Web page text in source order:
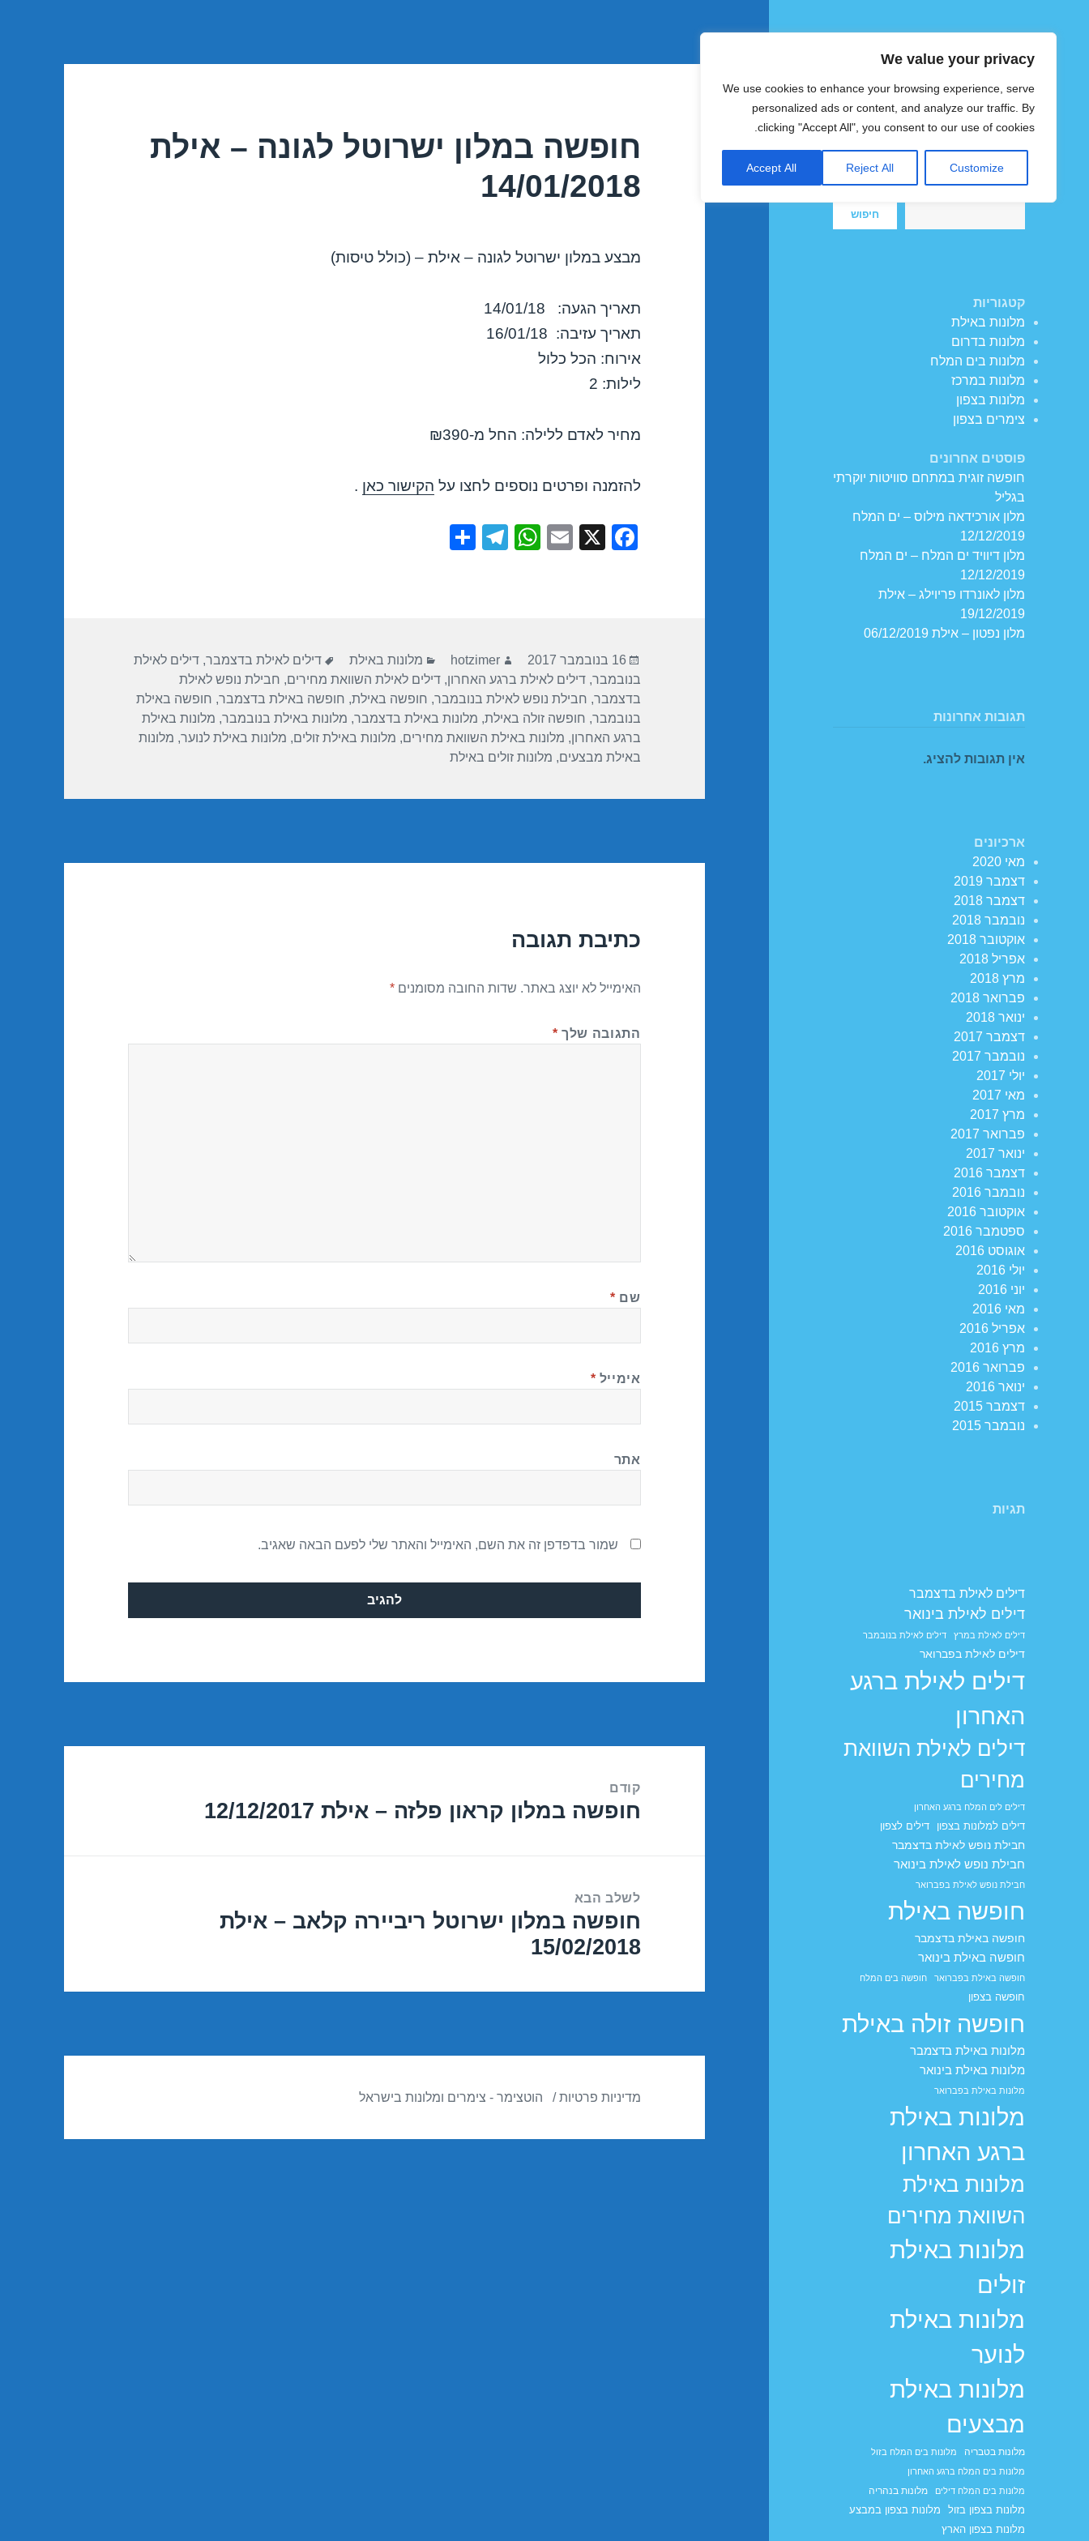
We value your privacy
We use cookies to enhance your browsing experience, serve
personalized ads or content, and analyze our traffic. By
clicking "Accept All", you consent to our use of cookies.
Customize
Reject All
Accept All
צימרים ומלונות זולים בישראל
חיפוש
חיפוש
קטגוריות
מלונות באילת
מלונות בדרום
מלונות בים המלח
מלונות במרכז
מלונות בצפון
צימרים בצפון
פוסטים אחרונים
חופשה זוגית במתחם סוויטות יוקרתי
בגליל
מלון אורכידאה מילוס – ים המלח
12/12/2019
מלון דיוויד ים המלח – ים המלח
12/12/2019
מלון לאונרדו פריוילג – אילת
19/12/2019
מלון נפטון – אילת 06/12/2019
תגובות אחרונות
אין תגובות להציג.
ארכיונים
מאי 2020
דצמבר 2019
דצמבר 2018
נובמבר 2018
אוקטובר 2018
אפריל 2018
מרץ 2018
פברואר 2018
ינואר 2018
דצמבר 2017
נובמבר 2017
יולי 2017
מאי 2017
מרץ 2017
פברואר 2017
ינואר 2017
דצמבר 2016
נובמבר 2016
אוקטובר 2016
ספטמבר 2016
אוגוסט 2016
יולי 2016
יוני 2016
מאי 2016
אפריל 2016
מרץ 2016
פברואר 2016
ינואר 2016
דצמבר 2015
נובמבר 2015
תגיות
דילים לאילת בדצמבר
דילים לאילת בינואר
דילים לאילת במרץ דילים לאילת בנובמבר
דילים לאילת בפברואר
דילים לאילת ברגע
האחרון
דילים לאילת השוואת
מחירים
דילים לים המלח ברגע האחרון
דילים למלונות בצפון דילים לצפון
חבילת נופש לאילת בדצמבר
חבילת נופש לאילת בינואר
חבילת נופש לאילת בפברואר
חופשה באילת
חופשה באילת בדצמבר
חופשה באילת בינואר
חופשה באילת בפברואר חופשה בים המלח
חופשה בצפון
חופשה זולה באילת
מלונות באילת בדצמבר
מלונות באילת בינואר
מלונות באילת בפברואר
מלונות באילת
ברגע האחרון
מלונות באילת
השוואת מחירים
מלונות באילת
זולים
מלונות באילת
לנוער
מלונות באילת
מבצעים
מלונות בטבריה
מלונות בים המלח בזול
מלונות בים המלח ברגע האחרון
מלונות בים המלח דילים
מלונות בנהריה
מלונות בצפון בזול
מלונות בצפון במבצע
מלונות בצפון הארץ
חופשה במלון ישרוטל לגונה – אילת
14/01/2018
מבצע במלון ישרוטל לגונה – אילת – (כולל טיסות)
תאריך הגעה: 14/01/18
תאריך עזיבה: 16/01/18
אירוח: הכל כלול
לילות: 2
מחיר לאדם ללילה: החל מ-₪390
להזמנה ופרטים נוספים לחצו על הקישור כאן .
F
o
o
k
X
E
W
p
p
T
m
פורסם
בתאריך
16 בנובמבר 2017 מחבר
hotzimer קטגוריות
מלונות באילת תגיות
דילים לאילת בדצמבר,דילים לאילת
בנובמבר,דילים לאילת ברגע האחרון,דילים לאילת השוואת מחירים, חבילת נופש לאילת
בדצמבר, חבילת נופש לאילת בנובמבר, חופשה באילת, חופשה באילת בדצמבר, חופשה באילת
בנובמבר, חופשה זולה באילת, מלונות באילת בדצמבר, מלונות באילת בנובמבר, מלונות באילת
ברגע האחרון, מלונות באילת השוואת מחירים, מלונות באילת זולים, מלונות באילת לנוער, מלונות
באילת מבצעים, מלונות זולים באילת
כתיבת תגובה
האימייל לא יוצג באתר. שדות החובה מסומנים*
התגובה שלך *
שם *
אימייל *
אתר
שמור בדפדפן זה את השם, האימייל והאתר שלי לפעם הבאה שאגיב.
קודם
הפוסט
חופשה במלון קראון פלזה – אילת 12/12/2017
לשלב הבא
הפוסט
הבא:
חופשה במלון ישרוטל ריביירה קלאב – אילת
15/02/2018
מדיניות פרטיות הוטצימר - צימרים ומלונות בישראל